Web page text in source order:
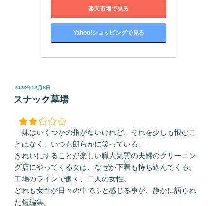
楽天市場で見る
Yahoo!ショッピングで見る
投
稿
日:
2023年12月8日
スナック墓場
妹はいくつかの指がないけれど、それを少しも恨むこ
とはなく、いつも朗らかに笑っている。
きれいにすることが楽しい職人気質の夫婦のクリーニン
グ店にやってくる女は、なぜか下着も持ち込んでくる。
工場のラインで働く、二人の女性。
どれも女性が日々の中でふと感じる事が、静かに語られ
た短編集。